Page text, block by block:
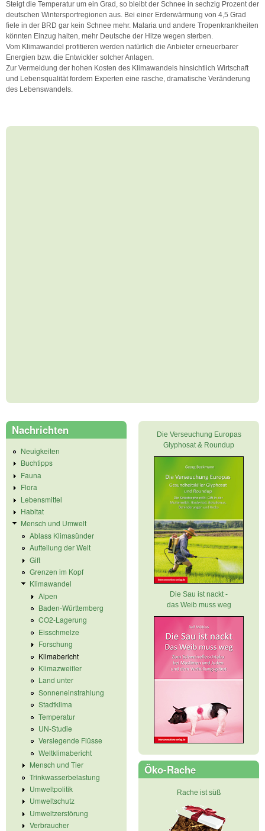
Steigt die Temperatur um ein Grad, so bleibt der Schnee in sechzig Prozent der
deutschen Wintersportregionen aus. Bei einer Erderwärmung von 4,5 Grad
fiele in der BRD gar kein Schnee mehr. Malaria und andere Tropenkrankheiten
könnten Einzug halten, mehr Deutsche der Hitze wegen sterben.
Vom Klimawandel profitieren werden natürlich die Anbieter erneuerbarer
Energien bzw. die Entwickler solcher Anlagen.
Zur Vermeidung der hohen Kosten des Klimawandels hinsichtlich Wirtschaft
und Lebensqualität fordern Experten eine rasche, dramatische Veränderung
des Lebenswandels.
Nachrichten
Neuigkeiten
Buchtipps
Fauna
Flora
Lebensmittel
Habitat
Mensch und Umwelt
Ablass Klimasünder
Aufteilung der Welt
Gift
Grenzen im Kopf
Klimawandel
Alpen
Baden-Württemberg
CO2-Lagerung
Eisschmelze
Forschung
Klimabericht
Klimazweifler
Land unter
Sonneneinstrahlung
Stadtklima
Temperatur
UN-Studie
Versiegende Flüsse
Weltklimabericht
Mensch und Tier
Trinkwasserbelastung
Umweltpolitik
Umweltschutz
Umweltzerstörung
Verbraucher
Die Verseuchung Europas
Glyphosat & Roundup
Die Sau ist nackt -
das Weib muss weg
Öko-Rache
Rache ist süß